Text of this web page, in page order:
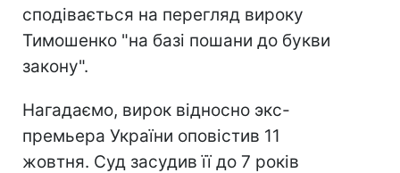
сподівається на перегляд вироку
Тимошенко "на базі пошани до букви
закону".
Нагадаємо, вирок відносно экс-
премьера України оповістив 11
жовтня. Суд засудив її до 7 років